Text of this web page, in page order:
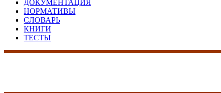
ДОКУМЕНТАЦИЯ
НОРМАТИВЫ
СЛОВАРЬ
КНИГИ
ТЕСТЫ